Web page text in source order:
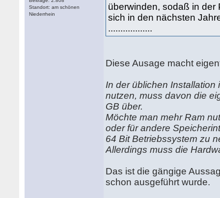
Standort: am schönen
Niederrhein
überwinden, sodaß in der
sich in den nächsten
..................
Diese Ausage macht
In der üblichen
nutzen, muss davon die
GB über.
Möchte man mehr Ram
oder für andere
64 Bit Betriebssystem zu
Allerdings muss die
Das ist die gängige
schon ausgeführt wurde.